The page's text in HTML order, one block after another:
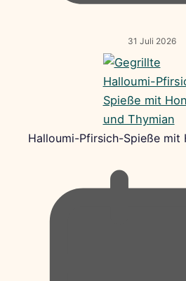
31 Juli 2026
Halloumi-Pfirsich-Spieße mit